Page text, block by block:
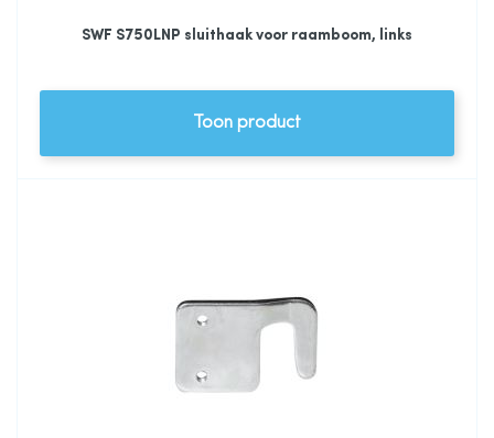
SWF S750LNP sluithaak voor raamboom, links
Toon product